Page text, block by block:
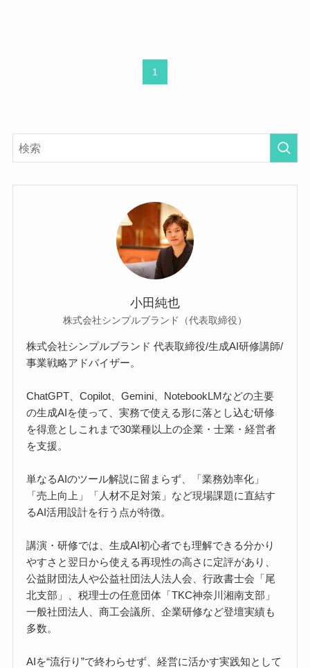
1
小田純也
株式会社シンプルブランド（代表取締役）
株式会社シンプルブランド 代表取締役/生成AI研修講師/
事業戦略アドバイザー。
ChatGPT、Copilot、Gemini、NotebookLMなどの主要
の生成AIを使って、実務で使える形に落とし込む研修
を得意としこれまで30業種以上の企業・士業・経営者
を支援。
単なるAIのツール解説に留まらず、「業務効率化」
「売上向上」「人材不足対策」など現場課題に直結す
るAI活用設計を行う点が特徴。
講演・研修では、生成AI初心者でも理解できる分かり
やすさと翌日から使える再現性の高さに定評があり、
公益財団法人や公益社団法人法人会、行政書士会「尾
北支部」、税理士の任意団体「TKC神奈川湘南支部」
一般社団法人、商工会議所、企業研修など登壇実績も
多数。
AIを“流行り”で終わらせず、経営に活かす実践知として